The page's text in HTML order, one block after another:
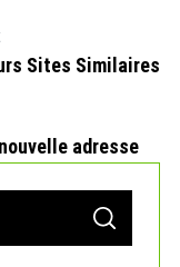
Sites Similaires
adresse
S
A